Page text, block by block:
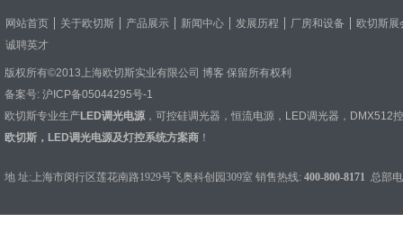
网站首页 关于欧切斯 产品展示 新闻中心 发展历程 厂房和设备
欧切斯展
诚聘英才
版权所有©2013上海欧切斯实业有限公司 博客 保留所有权利
备案号: 沪ICP备05044295号-1
欧切斯专业生产LED调光电源 ， 可控硅调光器 ， 恒流电源 ， LED调光器 ， DMX512
欧切斯，LED调光电源及灯控系统方案商 ！
地 址:上海市闵行区莲花南路1929号飞奥科创园309室 销售热线: 400-800-8171 总部